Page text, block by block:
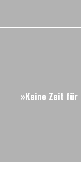
»Keine Zeit für